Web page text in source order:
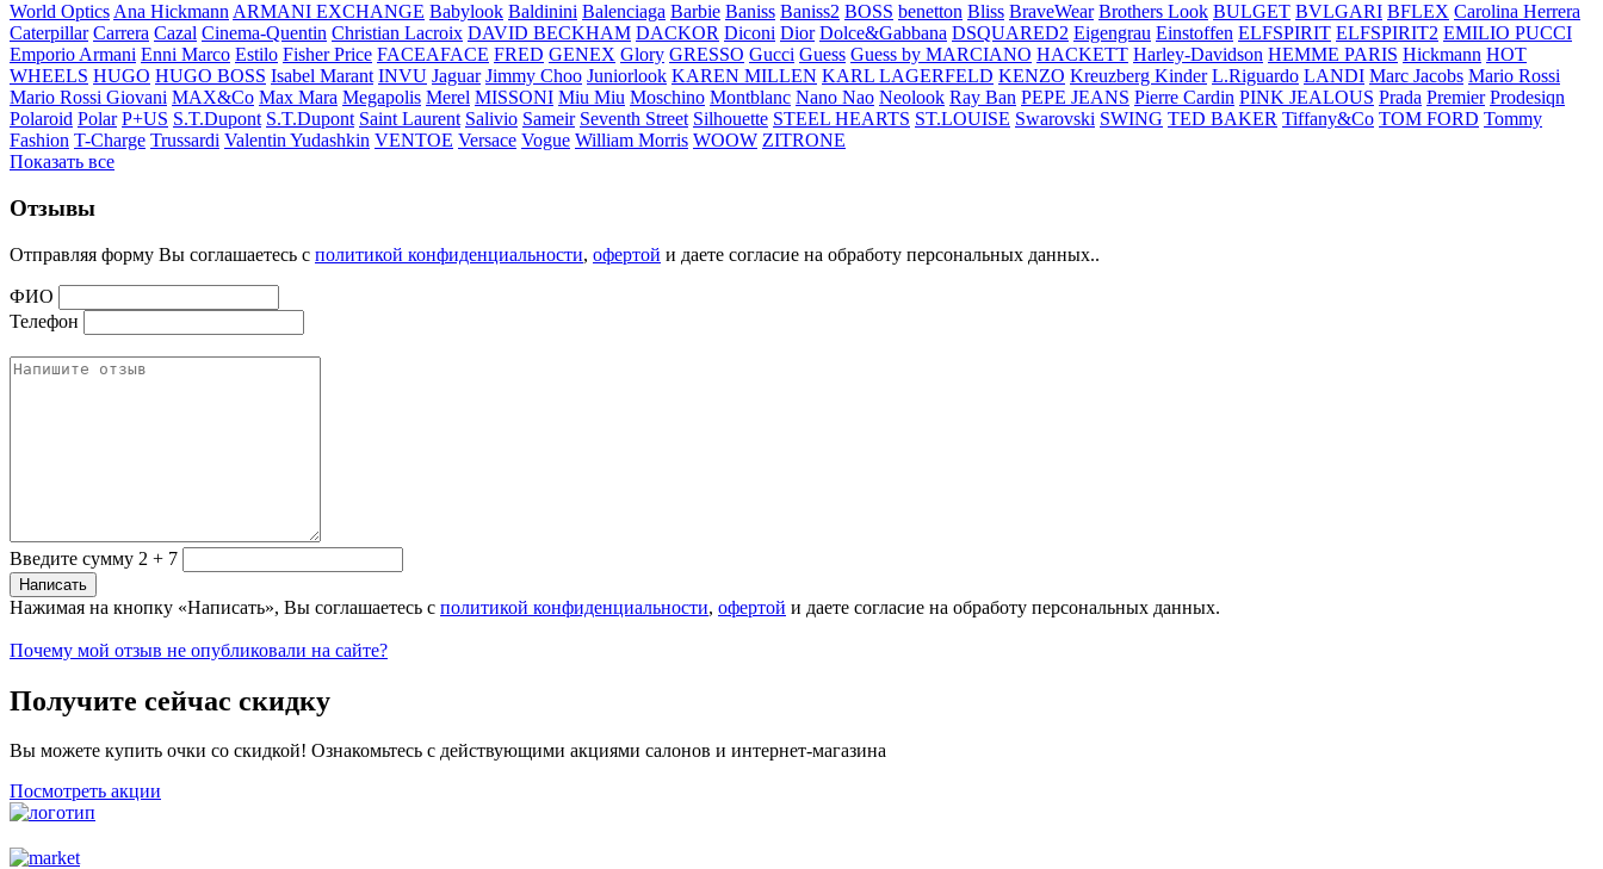
World Optics Ana Hickmann ARMANI EXCHANGE Babylook Baldinini Balenciaga Barbie Baniss Baniss2 BOSS benetton Bliss BraveWear Brothers Look BULGET BVLGARI BFLEX Carolina Herrera
Caterpillar Carrera Cazal Cinema-Quentin Christian Lacroix DAVID BECKHAM DACKOR Diconi Dior Dolce&Gabbana DSQUARED2 Eigengrau Einstoffen ELFSPIRIT ELFSPIRIT2 EMILIO PUCCI
Emporio Armani Enni Marco Estilo Fisher Price FACEAFACE FRED GENEX Glory GRESSO Gucci Guess Guess by MARCIANO HACKETT Harley-Davidson HEMME PARIS Hickmann HOT
WHEELS HUGO HUGO BOSS Isabel Marant INVU Jaguar Jimmy Choo Juniorlook KAREN MILLEN KARL LAGERFELD KENZO Kreuzberg Kinder L.Riguardo LANDI Marc Jacobs Mario Rossi
Mario Rossi Giovani MAX&Co Max Mara Megapolis Merel MISSONI Miu Miu Moschino Montblanc Nano Nao Neolook Ray Ban PEPE JEANS Pierre Cardin PINK JEALOUS Prada Premier Prodesiqn
Polaroid Polar P+US S.T.Dupont S.T.Dupont Saint Laurent Salivio Sameir Seventh Street Silhouette STEEL HEARTS ST.LOUISE Swarovski SWING TED BAKER Tiffany&Co TOM FORD Tommy
Fashion T-Charge Trussardi Valentin Yudashkin VENTOE Versace Vogue William Morris WOOW ZITRONE
Показать все
Отзывы
Отправляя форму Вы соглашаетесь с политикой конфиденциальности, офертой и даете согласие на обработу персональных данных..
ФИО
Телефон
Введите сумму 2 + 7
Нажимая на кнопку «Написать», Вы соглашаетесь с политикой конфиденциальности, офертой и даете согласие на обработу персональных данных.
Почему мой отзыв не опубликовали на сайте?
Получите сейчас скидку
Вы можете купить очки со скидкой! Ознакомьтесь с действующими акциями салонов и интернет-магазина
Посмотреть акции